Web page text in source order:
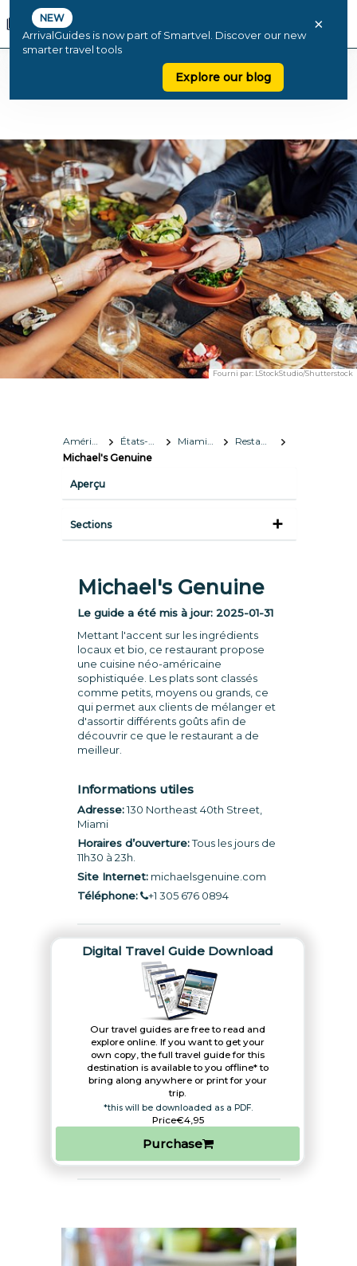
NEW
ArrivalGuides is now part of Smartvel. Discover our new
smarter travel tools
Explore our blog
×
Fourni par: LStockStudio/Shutterstock
Amérique du Nord États-Unis Miami, Florida
Restaurants
Michael's Genuine
Aperçu
Sections
Michael's Genuine
Le guide a été mis à jour: 2025-01-31
Mettant l'accent sur les ingrédients
locaux et bio, ce restaurant propose
une cuisine néo-américaine
sophistiquée. Les plats sont classés
comme petits, moyens ou grands, ce
qui permet aux clients de mélanger et
d'assortir différents goûts afin de
découvrir ce que le restaurant a de
meilleur.
Informations utiles
Adresse:130 Northeast 40th Street,
Miami
Horaires d’ouverture:Tous les jours de
11h30 à 23h.
Site Internet:michaelsgenuine.com
Téléphone:
+1 305 676 0894
Digital Travel Guide Download
Our travel guides are free to read and
explore online. If you want to get your
own copy, the full travel guide for this
destination is available to you offline* to
bring along anywhere or print for your
trip.​
*this will be downloaded as a PDF.
Price€4,95
Purchase